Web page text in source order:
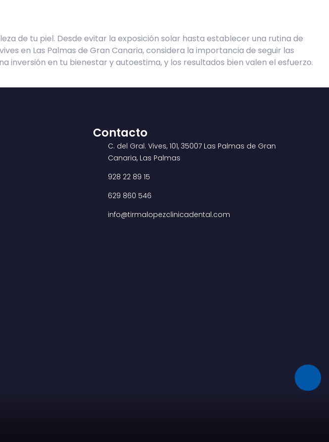
de tu piel. Desde evitar la exposición solar hasta establecer una rutina de
en Las Palmas de Gran Canaria, considera la importancia de seguir las
inversión en tu bienestar y autoestima, y los resultados bien valen el esfuerzo.
Contacto
C. del Gral. Vives, 101, 35007 Las Palmas de Gran
Canaria, Las Palmas
928 22 89 15
629 860 546
info@tirmalopezclinicadental.com